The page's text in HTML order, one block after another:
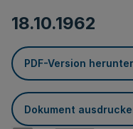
18.10.1962
PDF-Version
Dokument